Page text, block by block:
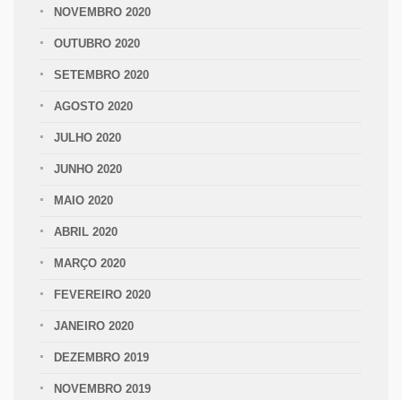
NOVEMBRO 2020
OUTUBRO 2020
SETEMBRO 2020
AGOSTO 2020
JULHO 2020
JUNHO 2020
MAIO 2020
ABRIL 2020
MARÇO 2020
FEVEREIRO 2020
JANEIRO 2020
DEZEMBRO 2019
NOVEMBRO 2019